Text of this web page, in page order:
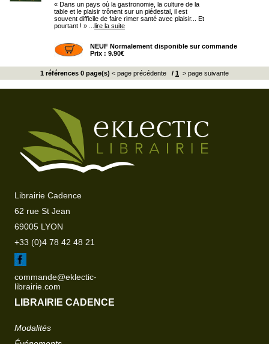
« Dans un pays où la gastronomie, la culture de la
table et le plaisir trônent sur un piédestal, il est
souvent difficile de faire rimer santé avec plaisir... Et
pourtant ! » ... lire la suite
NEUF Normalement disponible sur commande
Prix : 9.90€
1 références 0 page(s) < page précédente / 1 > page suivante
Librairie Cadence
62 rue St Jean
69005 LYON
+33 (0)4 78 42 48 21
commande@eklectic-
librairie.com
LIBRAIRIE CADENCE
Modalités